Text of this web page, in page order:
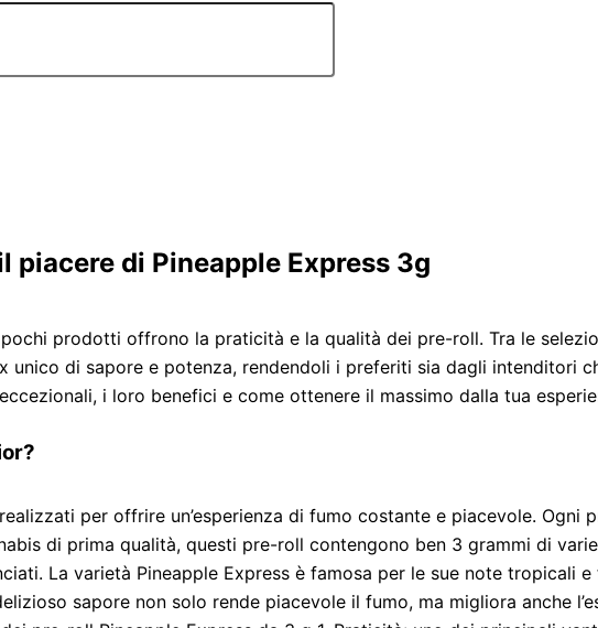
piacere di Pineapple Express 3g
prodotti offrono la praticità e la qualità dei pre-roll. Tra le
unico di sapore e potenza, rendendoli i preferiti sia dagli intenditori
i loro benefici e come ottenere il massimo dalla tua
per offrire un’esperienza di fumo costante e piacevole.
di prima qualità, questi pre-roll contengono ben 3 grammi di
La varietà Pineapple Express è famosa per le sue note tropicali e
sapore non solo rende piacevole il fumo, ma migliora anche